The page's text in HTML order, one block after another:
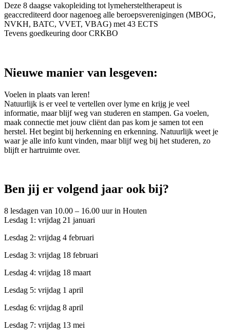
Deze 8 daagse vakopleiding tot lymehersteltherapeut is
geaccrediteerd door nagenoeg alle beroepsverenigingen (MBOG,
NVKH, BATC, VVET, VBAG) met 43 ECTS
Tevens goedkeuring door CRKBO
Nieuwe manier van lesgeven:
Voelen in plaats van leren!
Natuurlijk is er veel te vertellen over lyme en krijg je veel
informatie, maar blijf weg van studeren en stampen. Ga voelen,
maak connectie met jouw cliënt dan pas kom je samen tot een
herstel. Het begint bij herkenning en erkenning. Natuurlijk weet je
waar je alle info kunt vinden, maar blijf weg bij het studeren, zo
blijft er hartruimte over.
Ben jij er volgend jaar ook bij?
8 lesdagen van 10.00 – 16.00 uur in Houten
Lesdag 1: vrijdag 21 januari
Lesdag 2: vrijdag 4 februari
Lesdag 3: vrijdag 18 februari
Lesdag 4: vrijdag 18 maart
Lesdag 5: vrijdag 1 april
Lesdag 6: vrijdag 8 april
Lesdag 7: vrijdag 13 mei